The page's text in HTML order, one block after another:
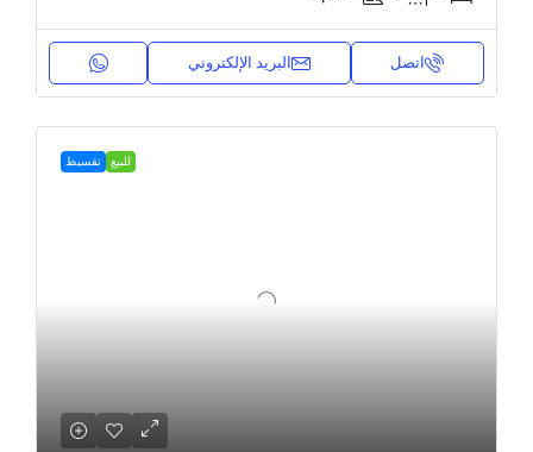
اتصل البريد الإلكتروني
للبيع تقسيط